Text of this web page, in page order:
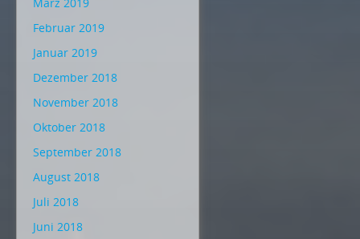
Februar 2019
Januar 2019
Dezember 2018
November 2018
Oktober 2018
September 2018
August 2018
Juli 2018
Juni 2018